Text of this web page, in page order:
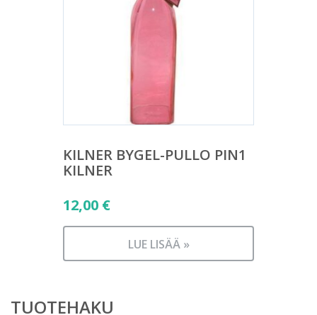
KILNER BYGEL-PULLO PIN1
KILNER
12,00 €
LUE LISÄÄ »
TUOTEHAKU